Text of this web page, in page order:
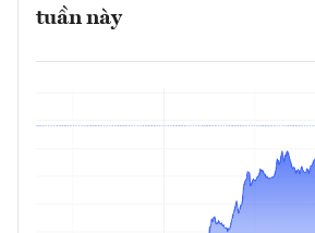
tuần này